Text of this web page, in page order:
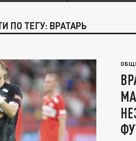
ПО ТЕГУ: ВРАТАРЬ